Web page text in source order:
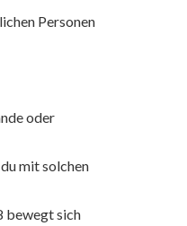
Personen
oder
mit solchen
bewegt sich